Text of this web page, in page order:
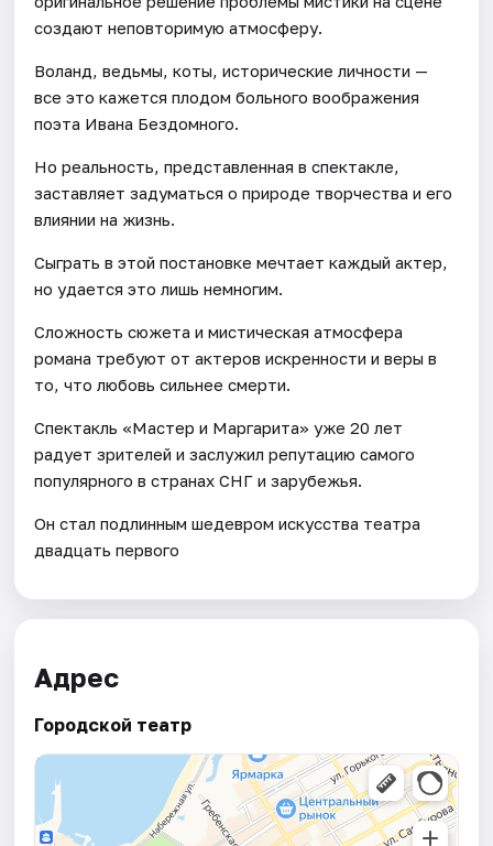
создают неповторимую атмосферу.
Воланд, ведьмы, коты, исторические личности —
все это кажется плодом больного воображения
поэта Ивана Бездомного.
Но реальность, представленная в спектакле,
заставляет задуматься о природе творчества и его
влиянии на жизнь.
Сыграть в этой постановке мечтает каждый актер,
но удается это лишь немногим.
Сложность сюжета и мистическая атмосфера
романа требуют от актеров искренности и веры в
то, что любовь сильнее смерти.
Спектакль «Мастер и Маргарита» уже 20 лет
радует зрителей и заслужил репутацию самого
популярного в странах СНГ и зарубежья.
Он стал подлинным шедевром искусства театра
двадцать первого
Адрес
Городской театр